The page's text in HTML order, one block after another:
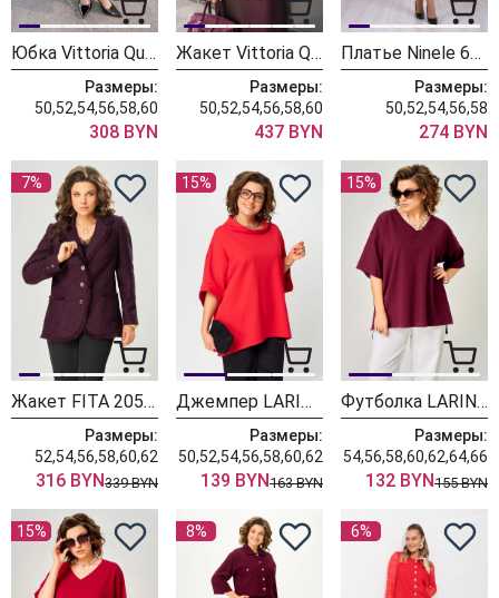
Юбка Vittoria Queen 29783 бордо градиент
Размеры:
50,52,54,56,58,60
308 BYN
Жакет Vittoria Queen 29773 бордо градиент
Размеры:
50,52,54,56,58,60
437 BYN
Платье Ninele 6103 красный
Размеры:
50,52,54,56,58
274 BYN
7%
Жакет FITA 2051-4 бордовый
Размеры:
52,54,56,58,60,62
316 BYN339 BYN
15%
Джемпер LARINI 4100 красный
Размеры:
50,52,54,56,58,60,62
139 BYN163 BYN
15%
Футболка LARINI 090 бордовый
Размеры:
54,56,58,60,62,64,66
132 BYN155 BYN
15% 8% 6%